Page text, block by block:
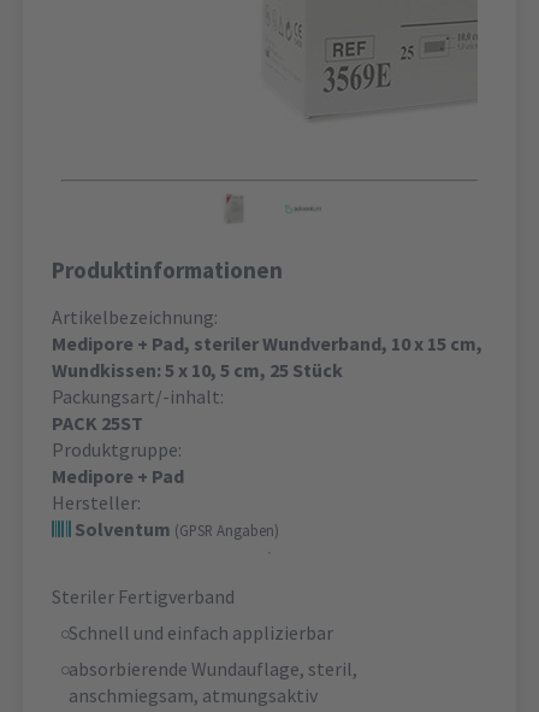
Produktinformationen
Artikelbezeichnung:
Medipore + Pad, steriler Wundverband, 10 x 15 cm,
Wundkissen: 5 x 10, 5 cm, 25 Stück
Packungsart/-inhalt:
PACK 25ST
Produktgruppe:
Medipore + Pad
Hersteller:
Solventum (GPSR Angaben)
Steriler Fertigverband
Schnell und einfach applizierbar
absorbierende Wundauflage, steril,
anschmiegsam, atmungsaktiv